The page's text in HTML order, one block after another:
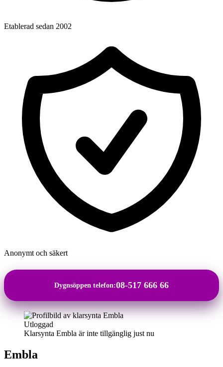
Etablerad sedan 2002
Anonymt och säkert
Dygnsöppen telefon:08-517 666 66
Utloggad
Klarsynta Embla är inte tillgänglig just nu
Embla